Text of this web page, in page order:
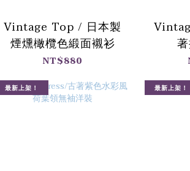
Vintage Top / 日本製
煙燻橄欖色緞面襯衫
NT$880
最新上架！ 最新上架！